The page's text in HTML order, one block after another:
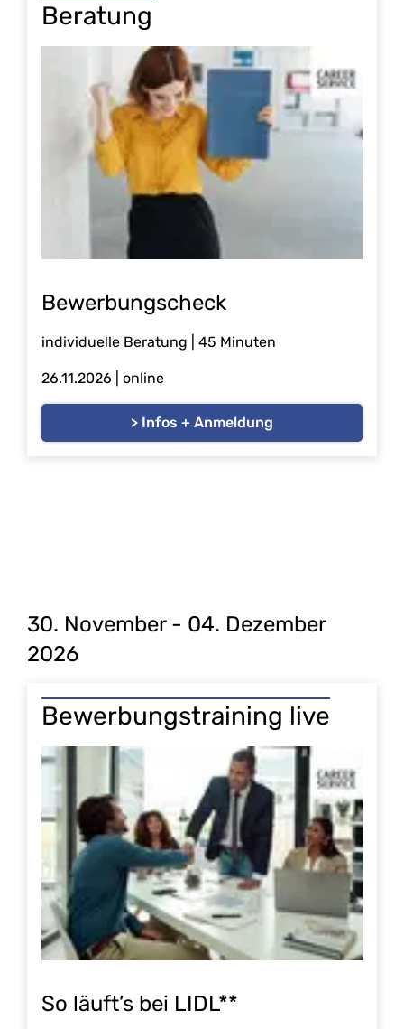
Beratung
Bewerbungscheck
individuelle Beratung | 45 Minuten
26.11.2026 | online
> Infos + Anmeldung
30. November - 04. Dezember
2026
Bewerbungstraining live
So läuft’s bei LIDL**